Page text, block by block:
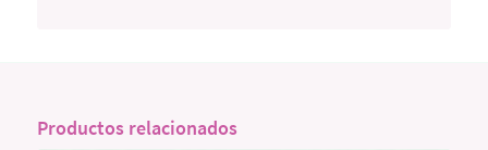
Productos relacionados